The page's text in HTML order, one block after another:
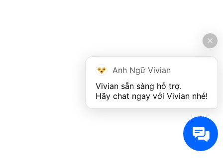
Anh Ngữ Vivian
Vivian sẵn sàng hỗ trợ.
Hãy chat ngay với Vivian nhé!